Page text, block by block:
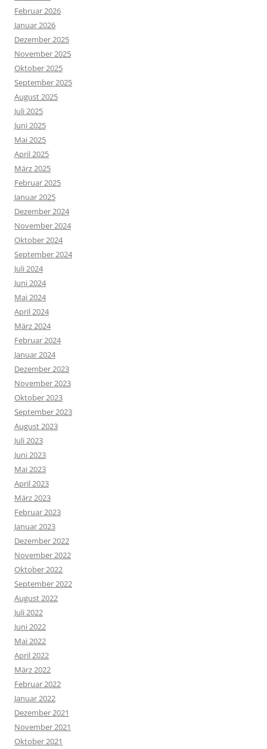
Februar 2026
Januar 2026
Dezember 2025
November 2025
Oktober 2025
September 2025
August 2025
Juli 2025
Juni 2025
Mai 2025
April 2025
März 2025
Februar 2025
Januar 2025
Dezember 2024
November 2024
Oktober 2024
September 2024
Juli 2024
Juni 2024
Mai 2024
April 2024
März 2024
Februar 2024
Januar 2024
Dezember 2023
November 2023
Oktober 2023
September 2023
August 2023
Juli 2023
Juni 2023
Mai 2023
April 2023
März 2023
Februar 2023
Januar 2023
Dezember 2022
November 2022
Oktober 2022
September 2022
August 2022
Juli 2022
Juni 2022
Mai 2022
April 2022
März 2022
Februar 2022
Januar 2022
Dezember 2021
November 2021
Oktober 2021